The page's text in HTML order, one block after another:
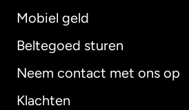
Mobiel geld
Beltegoed sturen
Neem contact met ons op
Klachten